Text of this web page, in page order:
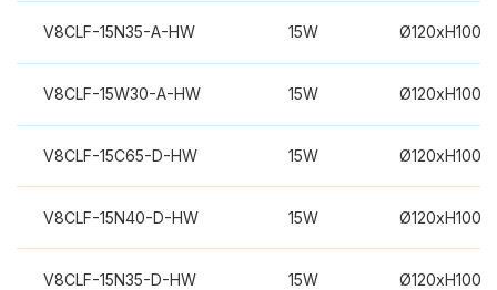
V8CLF-15N35-A-HW 15W
V8CLF-15W30-A-HW 15W
V8CLF-15C65-D-HW 15W
V8CLF-15N40-D-HW 15W
V8CLF-15N35-D-HW 15W